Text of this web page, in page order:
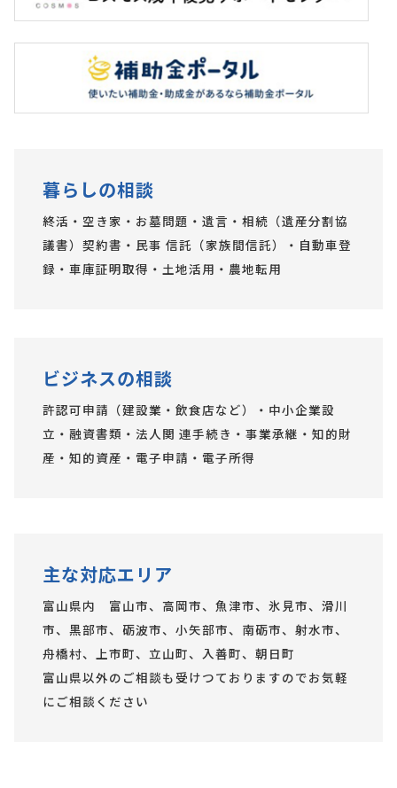
暮らしの相談
終活・空き家・お墓問題・遺言・相続（遺産分割協
議書）契約書・民事 信託（家族間信託）・自動車登
録・車庫証明取得・土地活用・農地転用
ビジネスの相談
許認可申請（建設業・飲食店など）・中小企業設
立・融資書類・法人関 連手続き・事業承継・知的財
産・知的資産・電子申請・電子所得
主な対応エリア
富山県内 富山市、高岡市、魚津市、氷見市、滑川
市、黒部市、砺波市、小矢部市、南砺市、射水市、
舟橋村、上市町、立山町、入善町、朝日町
富山県以外のご相談も受けつておりますのでお気軽
にご相談ください